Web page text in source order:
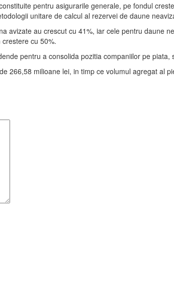
pentru asigurarile generale, pe fondul
unitare de calcul al rezervei de daune
avizate au crescut cu 41%, iar cele pentru daune
cu 50%.
pentru a consolida pozitia companiilor pe piata,
266,58 milioane lei, in timp ce volumul agregat al